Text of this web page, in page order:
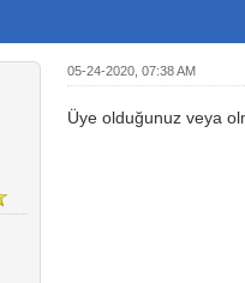
05-24-2020, 07:38 AM
Üye olduğunuz veya